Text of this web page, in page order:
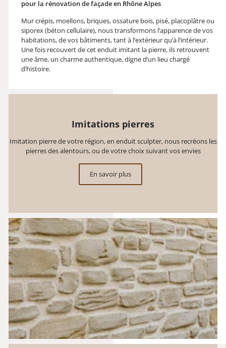
Imitations pierres
Imitation pierre de votre région, en enduit sculpter, nous recréons les
pierres des alentours, ou de votre choix suivant vos envies
En savoir plus
pour la rénovation de façade en Rhône Alpes
Mur crépis, moellons, briques, ossature bois, pisé, placoplâtre ou
siporex (béton cellulaire), nous transformons l’apparence de vos
habitations, de vos bâtiments, tant à l’extérieur qu’à l’intérieur.
Une fois recouvert de cet enduit imitant la pierre, ils retrouvent
une âme, un charme authentique, digne d’un lieu chargé
d’histoire.